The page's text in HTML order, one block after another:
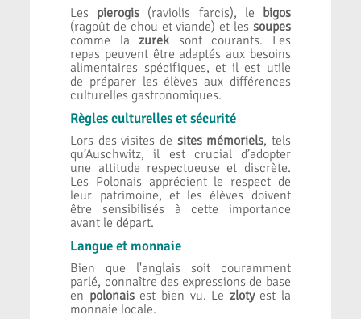
Les pierogis (raviolis farcis), le bigos
(ragoût de chou et viande) et les soupes
comme lazurek sont courants. Les
repas peuvent être adaptés aux besoins
alimentaires spécifiques, et il est utile
de préparer les élèves aux différences
culturelles gastronomiques.
Règles culturelles et sécurité
Lors des visites de sites mémoriels, tels
qu’Auschwitz, il est crucial d’adopter
une attitude respectueuse et discrète.
Les Polonais apprécient le respect de
leur patrimoine, et les élèves doivent
être sensibilisés à cette importance
avant le départ.
Langue et monnaie
Bien que l'anglais soit couramment
parlé, connaître des expressions de base
en polonaisest bien vu. Le zlotyest la
monnaie locale.